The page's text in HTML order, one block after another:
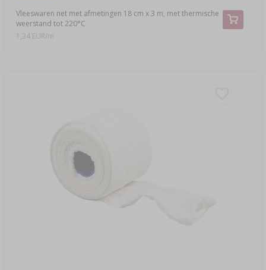
Vleeswaren net met afmetingen 18 cm x 3 m, met thermische
weerstand tot 220°C
1,34 EUR/m